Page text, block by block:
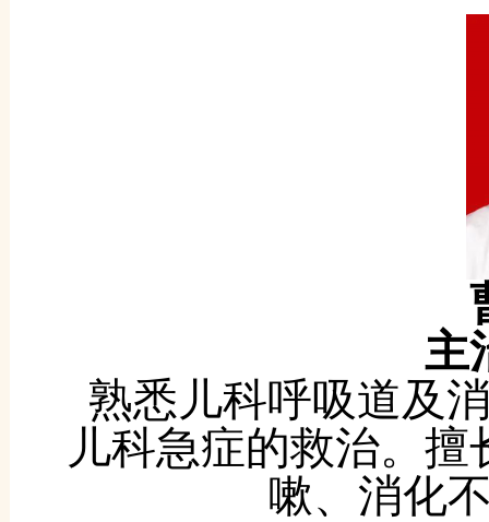
主
熟悉儿科呼吸道及
儿科急症的救治。
嗽、消化